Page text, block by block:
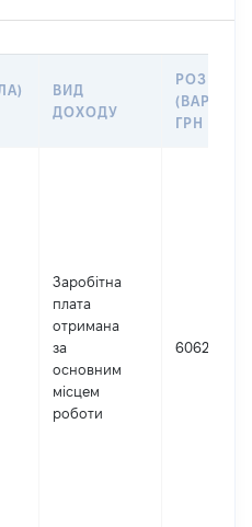
ВИД
ДОХОДУ
РОЗМІР
ГРН
Заробітна
плата
отримана
за
основним
місцем
роботи
606245